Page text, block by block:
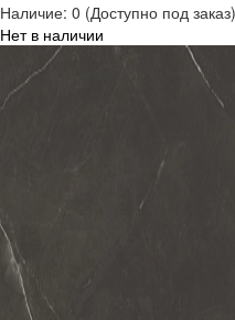
Наличие: 0 (Доступно под заказ)
Нет в наличии